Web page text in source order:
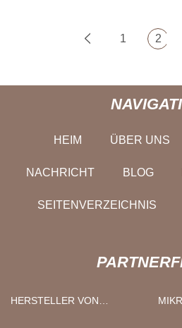
1 2
HEIM ÜBER UNS
NACHRICHT BLOG
SEITENVERZEICHNIS
HERSTELLER VON